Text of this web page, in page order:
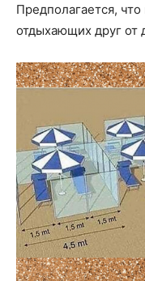
Предполагается,
отдыхающих друг от